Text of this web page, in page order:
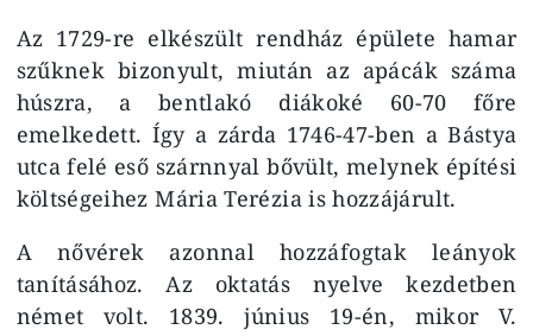
Az 1729-re elkészült rendház épülete hamar
szűknek bizonyult, miután az apácák száma
húszra, a bentlakó diákoké 60-70 főre
emelkedett. Így a zárda 1746-47-ben a Bástya
utca felé eső szárnnyal bővült, melynek építési
költségeihez Mária Terézia is hozzájárult.
A nővérek azonnal hozzáfogtak leányok
tanításához. Az oktatás nyelve kezdetben
német volt. 1839. június 19-én, mikor V.